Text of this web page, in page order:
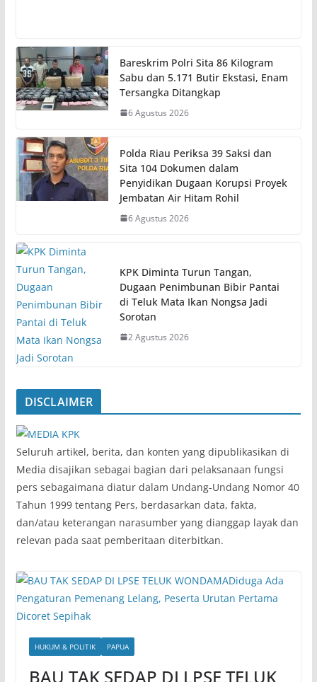
Bareskrim Polri Sita 86 Kilogram
Sabu dan 5.171 Butir Ekstasi, Enam
Tersangka Ditangkap
6 Agustus 2026
Polda Riau Periksa 39 Saksi dan
Sita 104 Dokumen dalam
Penyidikan Dugaan Korupsi Proyek
Jembatan Air Hitam Rohil
6 Agustus 2026
KPK Diminta Turun Tangan,
Dugaan Penimbunan Bibir Pantai
di Teluk Mata Ikan Nongsa Jadi
Sorotan
2 Agustus 2026
DISCLAIMER
‎Seluruh artikel, berita, dan konten yang dipublikasikan di
Media disajikan sebagai bagian dari pelaksanaan fungsi
pers sebagaimana diatur dalam Undang-Undang Nomor 40
Tahun 1999 tentang Pers, berdasarkan data, fakta,
dan/atau keterangan narasumber yang dianggap layak dan
relevan pada saat pemberitaan diterbitkan.
HUKUM & POLITIK PAPUA
BAU TAK SEDAP DI LPSE TELUK